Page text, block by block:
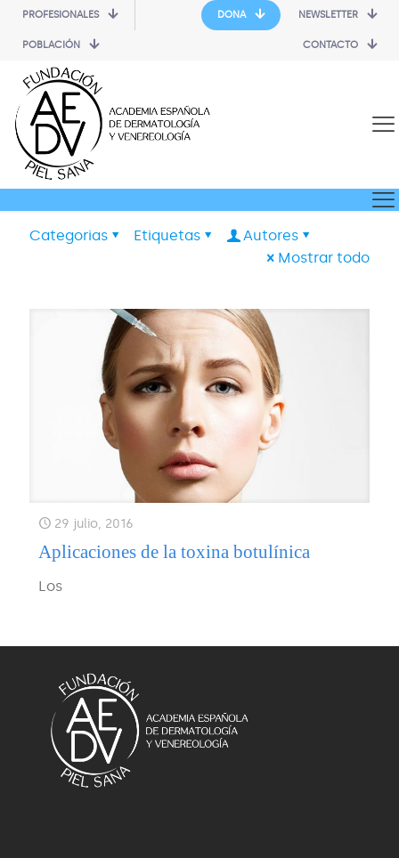
PROFESIONALES
POBLACIÓN
DONA NEWSLETTER
CONTACTO
Categorias Etiquetas
Autores
Mostrar todo
29 julio, 2016
Aplicaciones de la toxina botulínica
Los